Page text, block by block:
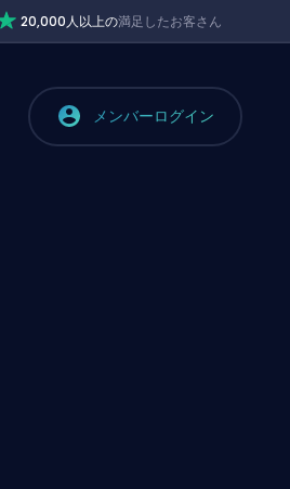
20,000人以上の満足したお客さん
メンバーログイン